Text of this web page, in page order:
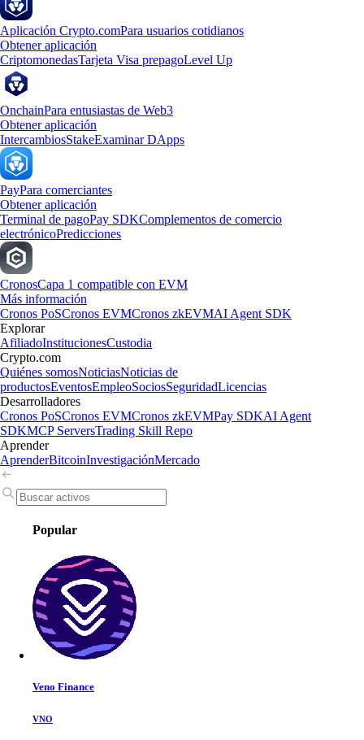
Aplicación Crypto.comPara usuarios cotidianos
Obtener aplicación
CriptomonedasTarjeta Visa prepagoLevel Up
OnchainPara entusiastas de Web3
Obtener aplicación
IntercambiosStakeExaminar DApps
PayPara comerciantes
Obtener aplicación
Terminal de pagoPay SDKComplementos de comercio
electrónicoPredicciones
CronosCapa 1 compatible con EVM
Más información
Cronos PoSCronos EVMCronos zkEVMAI Agent SDK
Explorar
AfiliadoInstitucionesCustodia
Crypto.com
Quiénes somosNoticiasNoticias de
productosEventosEmpleoSociosSeguridadLicencias
Desarrolladores
Cronos PoSCronos EVMCronos zkEVMPay SDKAI Agent
SDKMCP ServersTrading Skill Repo
Aprender
AprenderBitcoinInvestigaciónMercado
Popular
Veno Finance
VNO